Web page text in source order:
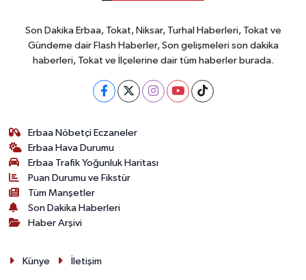
Son Dakika Erbaa, Tokat, Niksar, Turhal Haberleri, Tokat ve
Gündeme dair Flash Haberler, Son gelişmeleri son dakika
haberleri, Tokat ve İlçelerine dair tüm haberler burada.
Erbaa Nöbetçi Eczaneler
Erbaa Hava Durumu
Erbaa Trafik Yoğunluk Haritası
Puan Durumu ve Fikstür
Tüm Manşetler
Son Dakika Haberleri
Haber Arşivi
Künye İletişim